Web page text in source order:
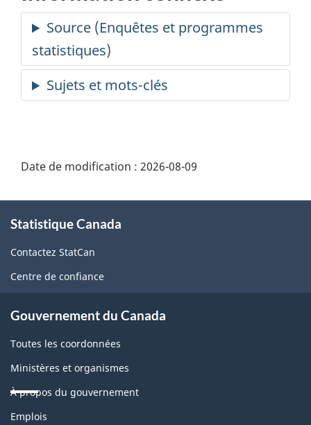
Date de modification : 2026-08-09
propos
de
ce
Statistique Canada
Contactez StatCan
Centre de confiance
Gouvernement du Canada
Toutes les coordonnées
Ministères et organismes
À propos du gouvernement
Thèmes
Emplois